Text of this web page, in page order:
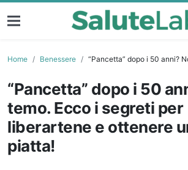
Home Benessere “Pancetta” dopo i 50 anni? Non ti temo. Ecco i segreti
“Pancetta” dopo i 50
temo. Ecco i segreti per
liberartene e ottenere
piatta!